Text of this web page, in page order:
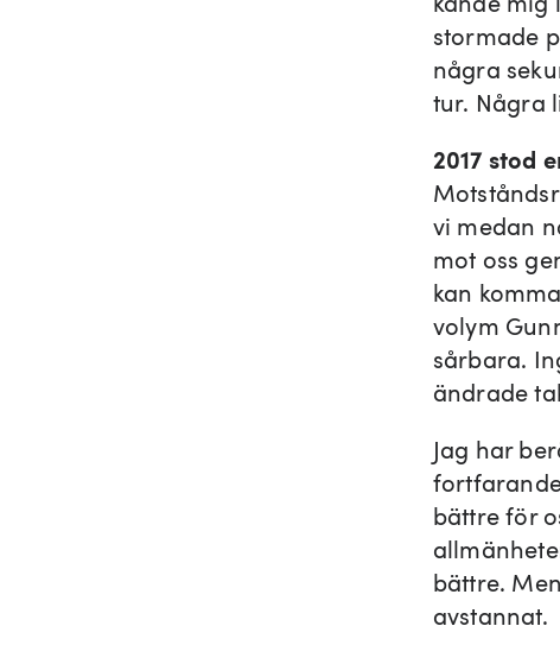
stormade
några
tur. Några
2017 stod
vi medan
mot oss
kan
volym
sårbara.
ändrade
Jag har
bättre för
bättre.
avstannat.